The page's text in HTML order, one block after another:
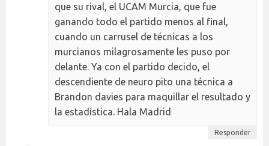
que su rival, el UCAM Murcia, que fue
ganando todo el partido menos al final,
cuando un carrusel de técnicas a los
murcianos milagrosamente les puso por
delante. Ya con el partido decido, el
descendiente de neuro pito una técnica a
Brandon davies para maquillar el resultado y
la estadística. Hala Madrid
Responder